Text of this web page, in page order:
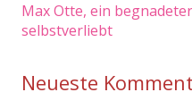
Max Otte, ein
selbstverliebt
Neueste